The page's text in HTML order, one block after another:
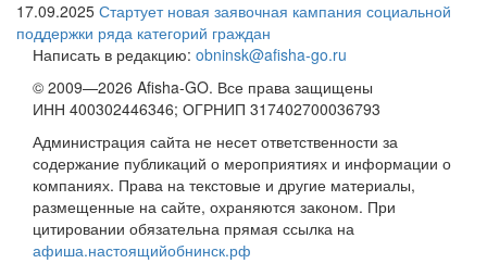
17.09.2025 Стартует новая заявочная кампания социальной
поддержки ряда категорий граждан
Написать в редакцию: obninsk@afisha-go.ru
© 2009—2026 Afisha-GO. Все права защищены
ИНН 400302446346; ОГРНИП 317402700036793
Администрация сайта не несет ответственности за
содержание публикаций о мероприятиях и информации о
компаниях. Права на текстовые и другие материалы,
размещенные на сайте, охраняются законом. При
цитировании обязательна прямая ссылка на
афиша.настоящийобнинск.рф